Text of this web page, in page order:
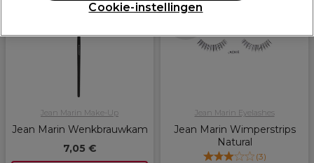
Jean Marin Make-Up
Jean Marin Wenkbrauwkam
7,05 €
Meer opties
Jean Marin Eyelashes
Jean Marin Wimperstrips
Natural
(3)
Cookie-instellingen